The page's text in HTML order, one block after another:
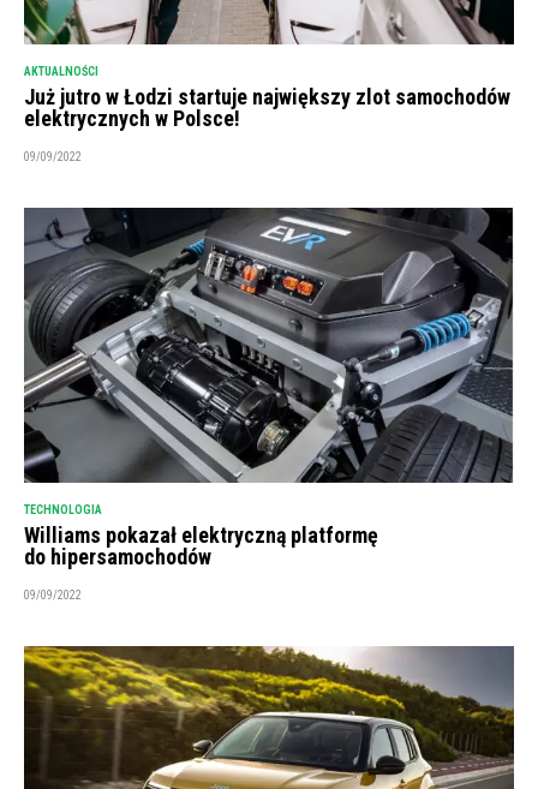
AKTUALNOŚCI
Już jutro w Łodzi startuje największy zlot samochodów
elektrycznych w Polsce!
09/09/2022
TECHNOLOGIA
Williams pokazał elektryczną platformę
do hipersamochodów
09/09/2022